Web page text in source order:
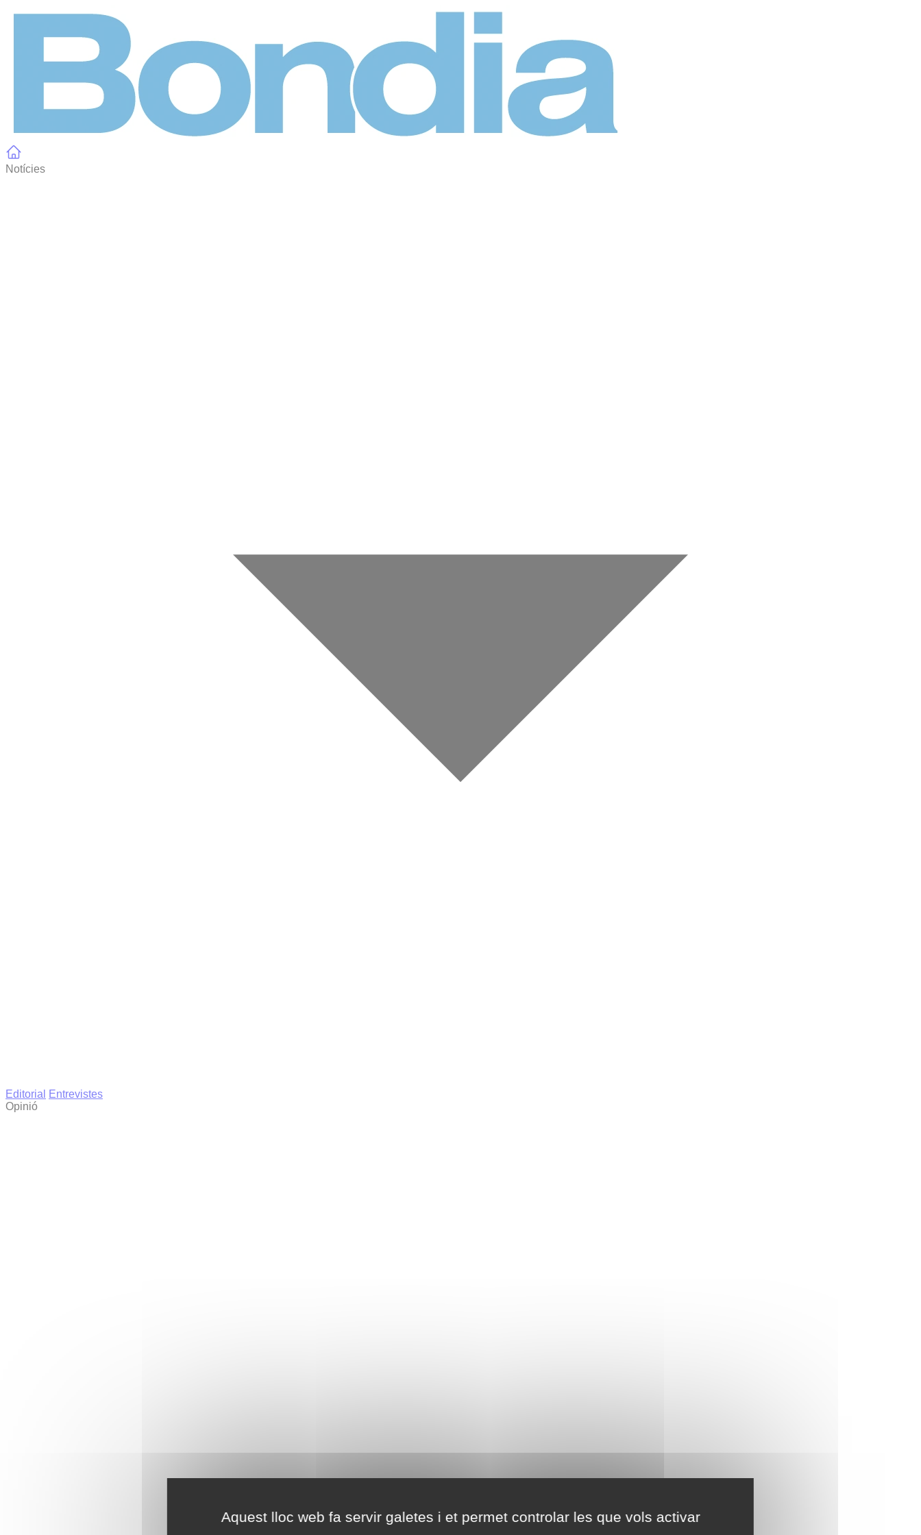
Aquest lloc web fa servir galetes i et permet controlar les que vols activar
Notícies
Editorial
Entrevistes
Opinió